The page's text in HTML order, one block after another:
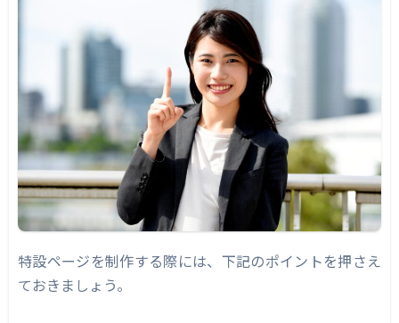
特設ページを制作する際には、下記のポイントを押さえ
ておきましょう。